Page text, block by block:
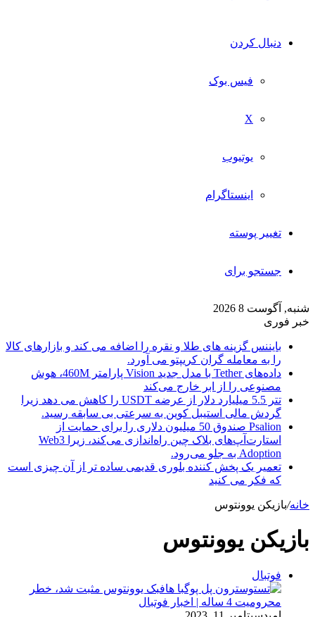
دنبال کردن
فیس بوک
X
یوتیوب
اینستاگرام
تغییر پوسته
جستجو برای
شنبه, آگوست 8 2026
خبر فوری
بایننس گزینه های طلا و نقره را اضافه می کند و بازارهای کالا
را به معامله گران کریپتو می آورد.
داده‌های Tether با مدل جدید Vision پارامتر 460M، هوش
مصنوعی را از ابر خارج می‌کند
تتر 5.5 میلیارد دلار از عرضه USDT را کاهش می دهد زیرا
گردش مالی استیبل کوین به سرعتی بی سابقه رسید.
Psalion صندوق 50 میلیون دلاری را برای حمایت از
استارت‌آپ‌های بلاک چین راه‌اندازی می‌کند، زیرا Web3
Adoption به جلو می‌رود.
تعمیر یک پخش کننده بلوری قدیمی ساده تر از آن چیزی است
که فکر می کنید
خانه/بازیکن یوونتوس
بازیکن یوونتوس
فوتبال